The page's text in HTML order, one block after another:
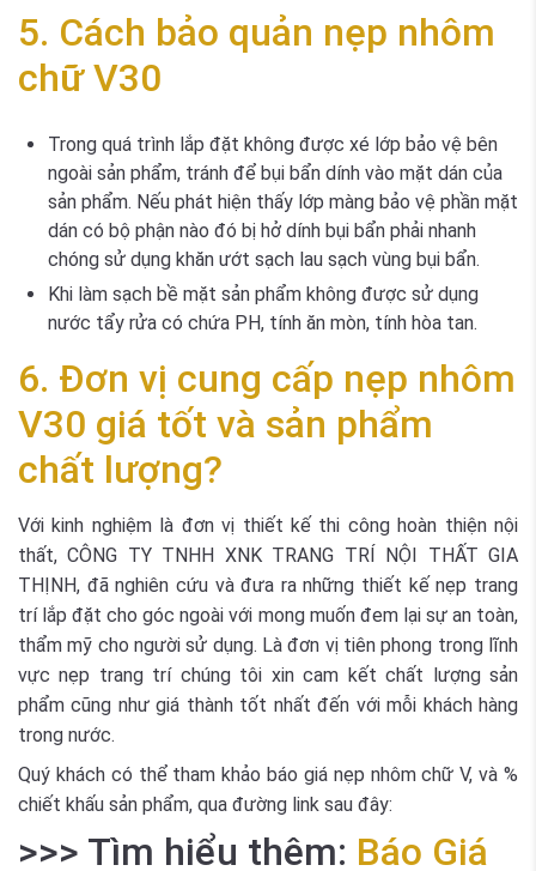
5. Cách bảo quản nẹp nhôm
chữ V30
Trong quá trình lắp đặt không được xé lớp bảo vệ bên
ngoài sản phẩm, tránh để bụi bẩn dính vào mặt dán của
sản phẩm. Nếu phát hiện thấy lớp màng bảo vệ phần mặt
dán có bộ phận nào đó bị hở dính bụi bẩn phải nhanh
chóng sử dụng khăn ướt sạch lau sạch vùng bụi bẩn.
Khi làm sạch bề mặt sản phẩm không được sử dụng
nước tẩy rửa có chứa PH, tính ăn mòn, tính hòa tan.
6. Đơn vị cung cấp nẹp nhôm
V30 giá tốt và sản phẩm
chất lượng?
Với kinh nghiệm là đơn vị thiết kế thi công hoàn thiện nội
thất, CÔNG TY TNHH XNK TRANG TRÍ NỘI THẤT GIA
THỊNH, đã nghiên cứu và đưa ra những thiết kế nẹp trang
trí lắp đặt cho góc ngoài với mong muốn đem lại sự an toàn,
thẩm mỹ cho người sử dụng. Là đơn vị tiên phong trong lĩnh
vực nẹp trang trí chúng tôi xin cam kết chất lượng sản
phẩm cũng như giá thành tốt nhất đến với mỗi khách hàng
trong nước.
Quý khách có thể tham khảo báo giá nẹp nhôm chữ V, và %
chiết khấu sản phẩm, qua đường link sau đây:
>>> Tìm hiểu thêm: Báo Giá